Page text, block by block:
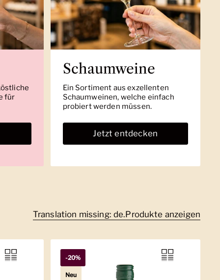
für
Schaumweine
Ein Sortiment aus exzellenten
Schaumweinen, welche einfach
probiert werden müssen.
Jetzt entdecken
Translation missing: de.Produkte anzeigen
-20%
Neu